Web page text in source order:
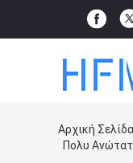
Αρχική Σελίδα
Πολυ